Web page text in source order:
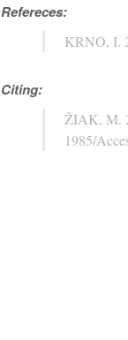
Refereces:
KRNO, I.
Citing:
ŽIAK, M.
1985/